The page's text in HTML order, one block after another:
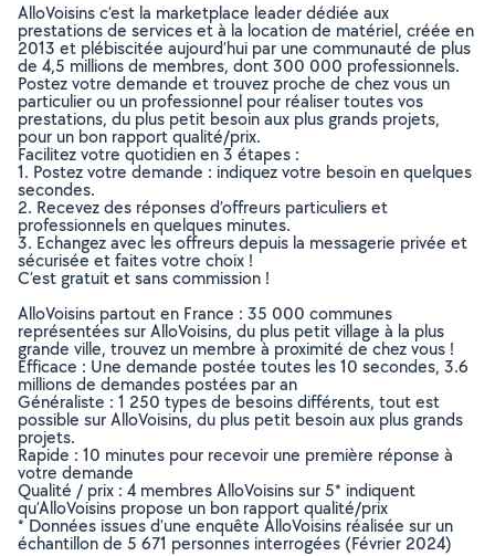
AlloVoisins c’est la marketplace leader dédiée aux
prestations de services et à la location de matériel, créée en
2013 et plébiscitée aujourd’hui par une communauté de plus
de 4,5 millions de membres, dont 300 000 professionnels.
Postez votre demande et trouvez proche de chez vous un
particulier ou un professionnel pour réaliser toutes vos
prestations, du plus petit besoin aux plus grands projets,
pour un bon rapport qualité/prix.
Facilitez votre quotidien en 3 étapes :
1. Postez votre demande : indiquez votre besoin en quelques
secondes.
2. Recevez des réponses d’offreurs particuliers et
professionnels en quelques minutes.
3. Echangez avec les offreurs depuis la messagerie privée et
sécurisée et faites votre choix !
C’est gratuit et sans commission !
AlloVoisins partout en France : 35 000 communes
représentées sur AlloVoisins, du plus petit village à la plus
grande ville, trouvez un membre à proximité de chez vous !
Efficace : Une demande postée toutes les 10 secondes, 3.6
millions de demandes postées par an
Généraliste : 1 250 types de besoins différents, tout est
possible sur AlloVoisins, du plus petit besoin aux plus grands
projets.
Rapide : 10 minutes pour recevoir une première réponse à
votre demande
Qualité / prix : 4 membres AlloVoisins sur 5* indiquent
qu’AlloVoisins propose un bon rapport qualité/prix
* Données issues d’une enquête AlloVoisins réalisée sur un
échantillon de 5 671 personnes interrogées (Février 2024)